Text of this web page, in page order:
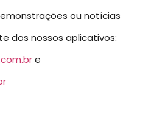
ou notícias
dos nossos aplicativos:
e